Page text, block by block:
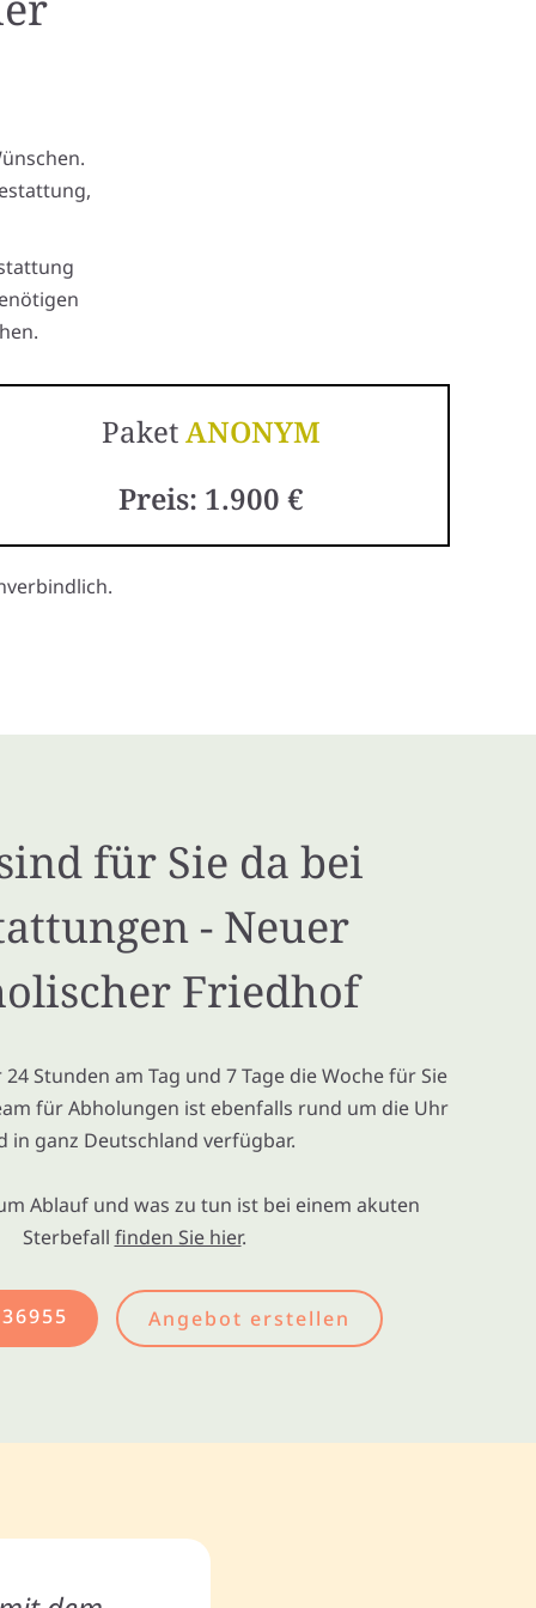
PaketANONYM
Preis: 1.900 €
für Sie da bei
- Neuer
Friedhof
Stunden am Tag und 7 Tage die Woche für Sie
für Abholungen ist ebenfalls rund um die Uhr
in ganz Deutschland verfügbar.
Ablauf und was zu tun ist bei einem akuten
Sterbefall finden Sie hier.
Angebot erstellen